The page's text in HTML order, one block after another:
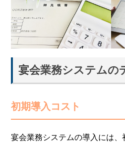
宴会業務システムの
初期導入コスト
宴会業務システムの導入には、